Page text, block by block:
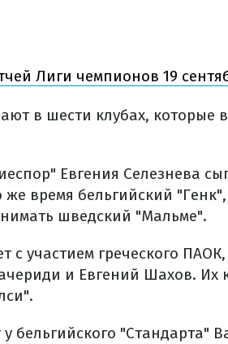
Лиги чемпионов 19
в шести клубах, которые
Евгения Селезнева
же время бельгийский
шведский "Мальме".
с участием греческого
и Евгений Шахов. Их
бельгийского "Стандарта"